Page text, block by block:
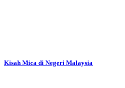
Kisah Mica di Negeri Malaysia